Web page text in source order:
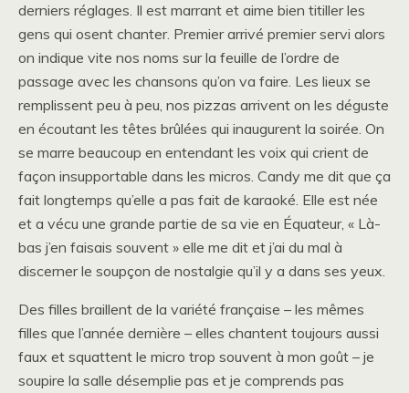
derniers réglages. Il est marrant et aime bien titiller les
gens qui osent chanter. Premier arrivé premier servi alors
on indique vite nos noms sur la feuille de l’ordre de
passage avec les chansons qu’on va faire. Les lieux se
remplissent peu à peu, nos pizzas arrivent on les déguste
en écoutant les têtes brûlées qui inaugurent la soirée. On
se marre beaucoup en entendant les voix qui crient de
façon insupportable dans les micros. Candy me dit que ça
fait longtemps qu’elle a pas fait de karaoké. Elle est née
et a vécu une grande partie de sa vie en Équateur, « Là-
bas j’en faisais souvent » elle me dit et j’ai du mal à
discerner le soupçon de nostalgie qu’il y a dans ses yeux.
Des filles braillent de la variété française – les mêmes
filles que l’année dernière – elles chantent toujours aussi
faux et squattent le micro trop souvent à mon goût – je
soupire la salle désemplie pas et je comprends pas